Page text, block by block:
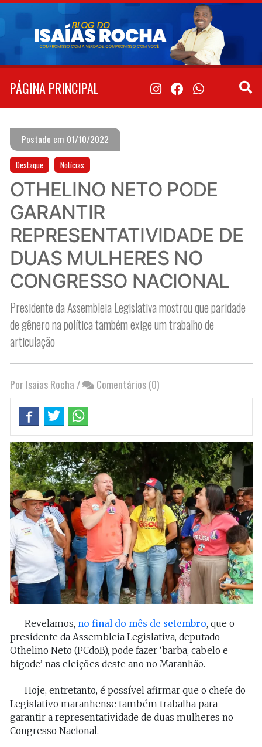
Pular
conteúdo
PÁGINA PRINCIPAL
Postado em 01/10/2022
Destaque Notícias
OTHELINO NETO PODE
GARANTIR
REPRESENTATIVIDADE DE
DUAS MULHERES NO
CONGRESSO NACIONAL
Presidente da Assembleia Legislativa mostrou que paridade
de gênero na política também exige um trabalho de
articulação
Por Isaias Rocha / Comentários (0)
Revelamos, no final do mês de setembro, que o
presidente da Assembleia Legislativa, deputado
Othelino Neto (PCdoB), pode fazer ‘barba, cabelo e
bigode’ nas eleições deste ano no Maranhão.
Hoje, entretanto, é possível afirmar que o chefe do
Legislativo maranhense também trabalha para
garantir a representatividade de duas mulheres no
Congresso Nacional.